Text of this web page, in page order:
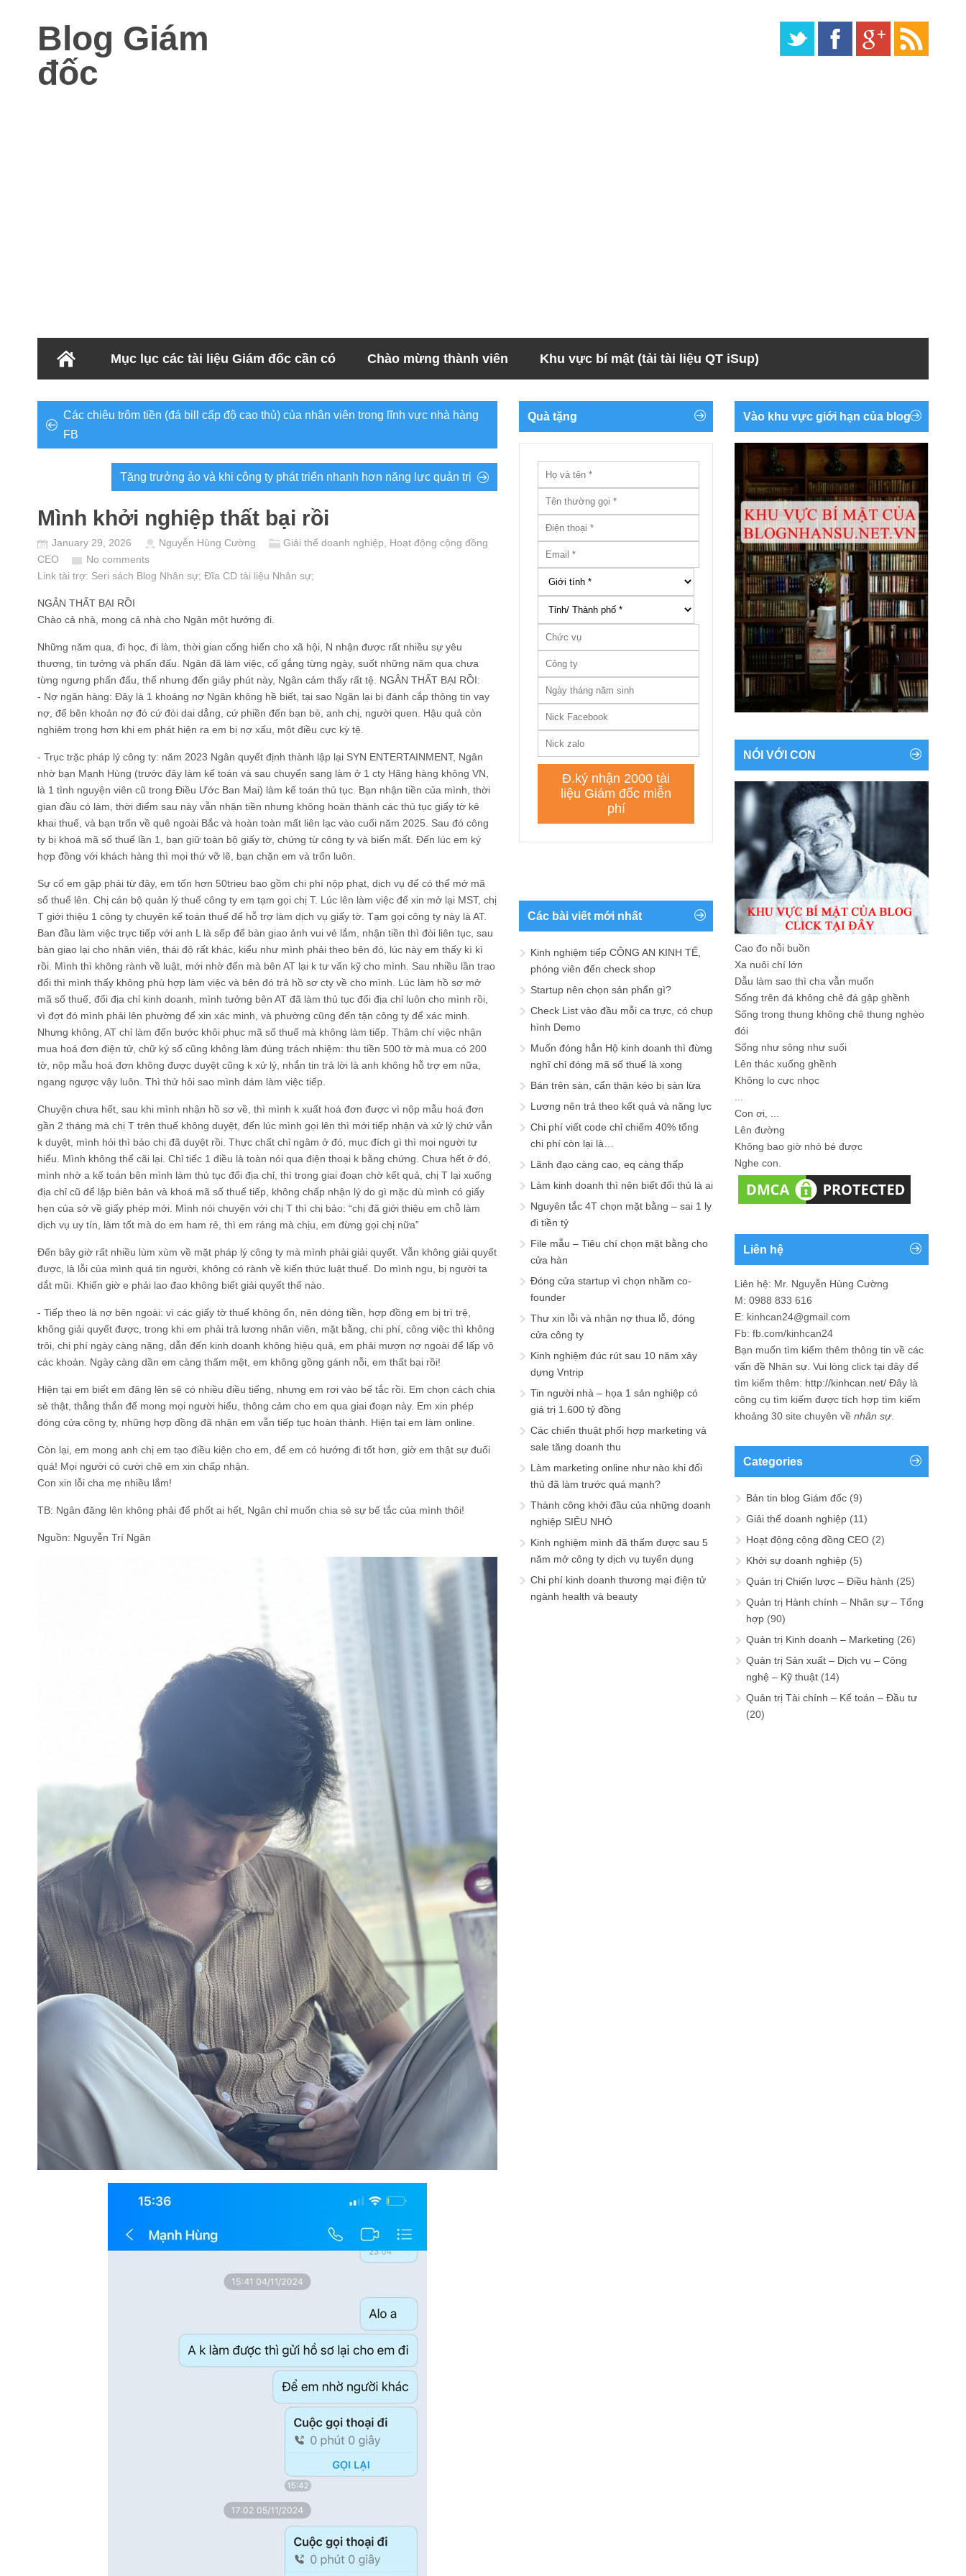
Blog Giám
đốc
Mục lục các tài liệu Giám đốc cần có Chào mừng thành viên Khu vực bí mật (tải tài liệu QT iSup)
Các chiêu trôm tiền (đá bill cấp độ cao thủ) của nhân viên trong lĩnh vực nhà hàng
FB
Tăng trưởng ảo và khi công ty phát triển nhanh hơn năng lực quản trị
Mình khởi nghiệp thất bại rồi
January 29, 2026 Nguyễn Hùng Cường Giải thể doanh nghiệp
Hoạt động cộng đồng
CEO
No comments
Link tài trợ: Seri sách Blog Nhân sự; Đĩa CD tài liệu Nhân sự;
NGÂN THẤT BẠI RỒI
Chào cả nhà, mong cả nhà cho Ngân một hướng đi.
Những năm qua, đi học, đi làm, thời gian cống hiến cho xã hội, N nhận được rất nhiều sự yêu
thương, tin tưởng và phấn đấu. Ngân đã làm việc, cố gắng từng ngày, suốt những năm qua chưa
từng ngưng phấn đấu, thế nhưng đến giây phút này, Ngân cảm thấy rất tệ. NGÂN THẤT BẠI RỒI:
- Nợ ngân hàng: Đây là 1 khoảng nợ Ngân không hề biết, tại sao Ngân lại bị đánh cắp thông tin vay
nợ, để bên khoản nợ đó cứ đòi dai dẳng, cứ phiền đến bạn bè, anh chị, người quen. Hậu quả còn
nghiêm trọng hơn khi em phát hiện ra em bị nợ xấu, một điều cực kỳ tệ.
- Trục trặc pháp lý công ty: năm 2023 Ngân quyết định thành lập lại SYN ENTERTAINMENT, Ngân
nhờ bạn Mạnh Hùng (trước đây làm kế toán và sau chuyển sang làm ở 1 cty Hãng hàng không VN,
là 1 tình nguyện viên cũ trong Điều Ước Ban Mai) làm kế toán thủ tục. Bạn nhận tiền của mình, thời
gian đầu có làm, thời điểm sau này vẫn nhận tiền nhưng không hoàn thành các thủ tục giấy tờ kê
khai thuế, và bạn trốn về quê ngoài Bắc và hoàn toàn mất liên lạc vào cuối năm 2025. Sau đó công
ty bị khoá mã số thuế lần 1, bạn giữ toàn bộ giấy tờ, chứng từ công ty và biến mất. Đến lúc em ký
hợp đồng với khách hàng thì mọi thứ vỡ lẽ, bạn chặn em và trốn luôn.
Sự cố em gặp phải từ đây, em tốn hơn 50trieu bao gồm chi phí nộp phạt, dịch vụ để có thể mở mã
số thuế lên. Chị cán bộ quản lý thuế công ty em tạm gọi chị T. Lúc lên làm việc để xin mở lại MST, chị
T giới thiệu 1 công ty chuyên kế toán thuế để hỗ trợ làm dịch vụ giấy tờ. Tạm gọi công ty này là AT.
Ban đầu làm việc trực tiếp với anh L là sếp để bàn giao ảnh vui vẻ lắm, nhận tiền thì đòi liên tục, sau
bàn giao lại cho nhân viên, thái độ rất khác, kiểu như mình phải theo bên đó, lúc này em thấy kì kì
rồi. Mình thì không rành về luật, mới nhờ đến mà bên AT lại k tư vấn kỹ cho mình. Sau nhiều lần trao
đổi thì mình thấy không phù hợp làm việc và bên đó trả hồ sơ cty về cho mình. Lúc làm hồ sơ mở
mã số thuế, đổi địa chỉ kinh doanh, mình tưởng bên AT đã làm thủ tục đổi địa chỉ luôn cho mình rồi,
vì đợt đó mình phải lên phường để xin xác minh, và phường cũng đến tận công ty để xác minh.
Nhưng không, AT chỉ làm đến bước khôi phục mã số thuế mà không làm tiếp. Thậm chí việc nhận
mua hoá đơn điện tử, chữ ký số cũng không làm đúng trách nhiệm: thu tiền 500 tờ mà mua có 200
tờ, nộp mẫu hoá đơn không được duyệt cũng k xử lý, nhắn tin trả lời là anh không hỗ trợ em nữa,
ngang ngược vậy luôn. Thì thử hỏi sao mình dám làm việc tiếp.
Chuyện chưa hết, sau khi mình nhận hồ sơ về, thì mình k xuất hoá đơn được vì nộp mẫu hoá đơn
gần 2 tháng mà chị T trên thuế không duyệt, đến lúc mình gọi lên thì mới tiếp nhận và xử lý chứ vẫn
k duyệt, mình hỏi thì bảo chị đã duyệt rồi. Thực chất chỉ ngâm ở đó, mục đích gì thì mọi người tự
hiểu. Mình không thể cãi lại. Chỉ tiếc 1 điều là toàn nói qua điện thoại k bằng chứng. Chưa hết ở đó,
mình nhờ a kế toán bên mình làm thủ tục đổi địa chỉ, thì trong giai đoạn chờ kết quả, chị T lại xuống
địa chỉ cũ để lập biên bản và khoá mã số thuế tiếp, không chấp nhận lý do gì mặc dù mình có giấy
hẹn của sở về giấy phép mới. Mình nói chuyện với chị T thì chị bảo: “chị đã giới thiệu em chỗ làm
dịch vụ uy tín, làm tốt mà do em ham rẻ, thì em ráng mà chịu, em đừng gọi chị nữa”
Đến bây giờ rất nhiều lùm xùm về mặt pháp lý công ty mà mình phải giải quyết. Vẫn không giải quyết
được, là lỗi của mình quá tin người, không có rành về kiến thức luật thuế. Do mình ngu, bị người ta
dắt mũi. Khiến giờ e phải lao đao không biết giải quyết thế nào.
- Tiếp theo là nợ bên ngoài: vì các giấy tờ thuế không ổn, nên dòng tiền, hợp đồng em bị trì trệ,
không giải quyết được, trong khi em phải trả lương nhân viên, mặt bằng, chi phí, công việc thì không
trôi, chi phí ngày càng nặng, dẫn đến kinh doanh không hiệu quả, em phải mượn nợ ngoài để lấp vô
các khoản. Ngày càng dần em càng thấm mệt, em không gồng gánh nỗi, em thất bại rồi!
Hiện tại em biết em đăng lên sẽ có nhiều điều tiếng, nhưng em rơi vào bế tắc rồi. Em chọn cách chia
sẻ thật, thẳng thắn để mong mọi người hiểu, thông cảm cho em qua giai đoạn này. Em xin phép
đóng cửa công ty, những hợp đồng đã nhận em vẫn tiếp tục hoàn thành. Hiện tại em làm online.
Còn lại, em mong anh chị em tạo điều kiện cho em, để em có hướng đi tốt hơn, giờ em thật sự đuối
quá! Mọi người có cười chê em xin chấp nhận.
Con xin lỗi cha mẹ nhiều lắm!
TB: Ngân đăng lên không phải để phốt ai hết, Ngân chỉ muốn chia sẻ sự bế tắc của mình thôi!
Nguồn: Nguyễn Trí Ngân
Quà tặng
Các bài viết mới nhất
Kinh nghiệm tiếp CÔNG AN KINH TẾ,
phóng viên đến check shop
Startup nên chọn sản phẩn gì?
Check List vào đầu mỗi ca trực, có chụp
hình Demo
Muốn đóng hẳn Hộ kinh doanh thì đừng
nghĩ chỉ đóng mã số thuế là xong
Bán trên sàn, cẩn thận kẻo bị sàn lừa
Lương nên trả theo kết quả và năng lực
Chi phí viết code chỉ chiếm 40% tổng
chi phí còn lại là…
Lãnh đạo càng cao, eq càng thấp
Làm kinh doanh thì nên biết đối thủ là ai
Nguyên tắc 4T chọn mặt bằng – sai 1 ly
đi tiền tỷ
File mẫu – Tiêu chí chọn mặt bằng cho
cửa hàn
Đóng cửa startup vì chọn nhầm co-
founder
Thư xin lỗi và nhận nợ thua lỗ, đóng
cửa công ty
Kinh nghiệm đúc rút sau 10 năm xây
dựng Vntrip
Tin người nhà – họa 1 sản nghiệp có
giá trị 1.600 tỷ đồng
Các chiến thuật phối hợp marketing và
sale tăng doanh thu
Làm marketing online như nào khi đối
thủ đã làm trước quá mạnh?
Thành công khởi đầu của những doanh
nghiệp SIÊU NHỎ
Kinh nghiệm mình đã thấm được sau 5
năm mở công ty dịch vụ tuyển dụng
Chi phí kinh doanh thương mại điện tử
ngành health và beauty
Vào khu vực giới hạn của blog
NÓI VỚI CON
Cao đo nỗi buồn
Xa nuôi chí lớn
Dẫu làm sao thì cha vẫn muốn
Sống trên đá không chê đá gập ghềnh
Sống trong thung không chê thung nghèo
đói
Sống như sông như suối
Lên thác xuống ghềnh
Không lo cực nhọc
Con ơi, ...
Lên đường
Không bao giờ nhỏ bé được
Nghe con.
Liên hệ
Liên hệ: Mr. Nguyễn Hùng Cường
M: 0988 833 616
E: kinhcan24@gmail.com
Fb: fb.com/kinhcan24
Bạn muốn tìm kiếm thêm thông tin về các
vấn đề Nhân sự . Vui lòng click tại đây để
tìm kiếm thêm: http://kinhcan.net/ Đây là
công cụ tìm kiếm được tích hợp tìm kiếm
khoảng 30 site chuyên về nhân sự.
Categories
Bản tin blog Giám đốc (9)
Giải thể doanh nghiệp (11)
Hoạt động cộng đồng CEO (2)
Khởi sự doanh nghiệp (5)
Quản trị Chiến lược – Điều hành (25)
Quản trị Hành chính – Nhân sự – Tổng
hợp (90)
Quản trị Kinh doanh – Marketing (26)
Quản trị Sản xuất – Dịch vụ – Công
nghệ – Kỹ thuật (14)
Quản trị Tài chính – Kế toán – Đầu tư
(20)